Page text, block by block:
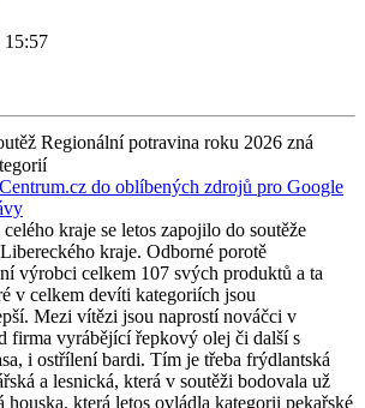
15:57
Regionální potravina roku 2026 zná
do oblíbených zdrojů pro Google
kraje se letos zapojilo do soutěže
kraje. Odborné porotě
výrobci celkem 107 svých produktů a ta
v celkem devíti kategoriích jsou
Mezi vítězi jsou naprostí nováčci v
firma vyrábějící řepkový olej či další s
i ostřílení bardi. Tím je třeba frýdlantská
a lesnická, která v soutěži bodovala už
houska, která letos ovládla kategorii pekařské